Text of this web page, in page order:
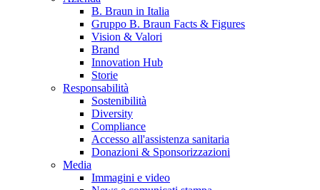
B. Braun in Italia
Gruppo B. Braun Facts & Figures
Vision & Valori
Brand
Innovation Hub
Storie
Responsabilità
Sostenibilità
Diversity
Compliance
Accesso all'assistenza sanitaria
Donazioni & Sponsorizzazioni
Media
Immagini e video